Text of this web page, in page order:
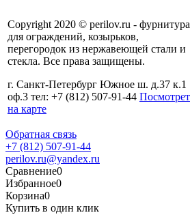
Copyright 2020 © perilov.ru - фурнитура
для ограждений, козырьков,
перегородок из нержавеющей стали и
стекла. Все права защищены.
г. Санкт-Петербург Южное ш. д.37 к.1
оф.3 тел: +7 (812) 507-91-44
на карте
Обратная связь
+7 (812) 507-91-44
perilov.ru@yandex.ru
Сравнение0
Избранное0
Корзина0
Купить в один клик